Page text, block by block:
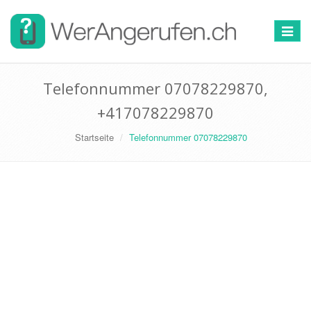
Toggle
Telefonnummer 07078229870,
+417078229870
Startseite Telefonnummer 07078229870